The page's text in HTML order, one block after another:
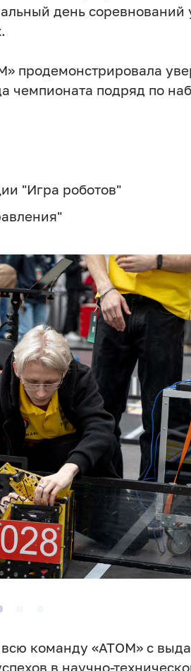
день соревнований
продемонстрировала
чемпионата подряд по
"Игра роботов"
команду «АТОМ» с
в научно-